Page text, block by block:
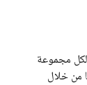
مجموعة
من خلال